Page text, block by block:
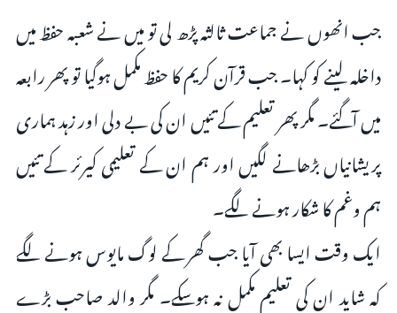
جب انھوں نے جماعت ثالثہ پڑھ لی تو میں نے شعبہ حفظ میں
داخلہ لینے کو کہا۔ جب قرآن کریم کا حفظ مکمل ہوگیا تو پھر رابعہ
میں آگئے۔ مگر پھر تعلیم کے تئیں ان کی بے دلی اور زہد ہماری
پریشانیاں بڑھانے لگیں اور ہم ان کے تعلیمی کیرئر کے تئیں
ہم وغم کا شکار ہونے لگے۔
ایک وقت ایسا بھی آیا جب گھر کے لوگ مایوس ہونے لگے
کہ شاید ان کی تعلیم مکمل نہ ہوسکے۔ مگر والد صاحب بڑے